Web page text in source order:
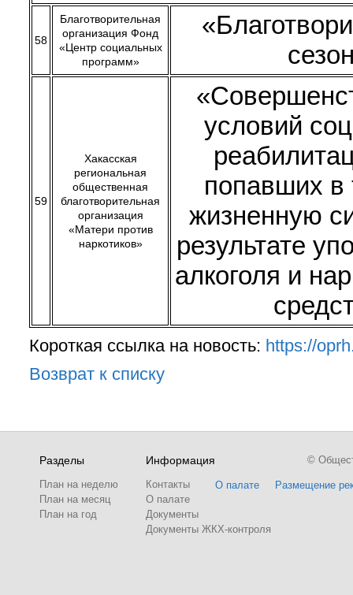
58
Благотворительная
организация Фонд
«Центр социальных
программ»
59
Хакасская
региональная
общественная
благотворительная
организация
«Матери против
наркотиков»
условий
попавших в
жизненную
результате
алкоголя и
Короткая ссылка на новость: https://
Возврат к списку
Разделы
План на неделю
План на месяц
План на год
Информация
Контакты
О палате
Документы
Документы ЖКХ-контроля
О палате Размещение
©